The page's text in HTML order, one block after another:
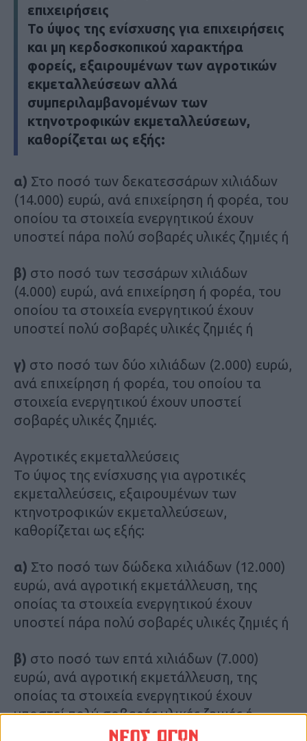
επιχειρήσεις
Το ύψος της ενίσχυσης για επιχειρήσεις
και μη κερδοσκοπικού χαρακτήρα
φορείς, εξαιρουμένων των αγροτικών
εκμεταλλεύσεων αλλά
συμπεριλαμβανομένων των
κτηνοτροφικών εκμεταλλεύσεων,
καθορίζεται ως εξής:
α) Στο ποσό των δεκατεσσάρων χιλιάδων
(14.000) ευρώ, ανά επιχείρηση ή φορέα, του
οποίου τα στοιχεία ενεργητικού έχουν
υποστεί πάρα πολύ σοβαρές υλικές ζημιές ή
β) στο ποσό των τεσσάρων χιλιάδων
(4.000) ευρώ, ανά επιχείρηση ή φορέα, του
οποίου τα στοιχεία ενεργητικού έχουν
υποστεί πολύ σοβαρές υλικές ζημιές ή
γ) στο ποσό των δύο χιλιάδων (2.000) ευρώ,
ανά επιχείρηση ή φορέα, του οποίου τα
στοιχεία ενεργητικού έχουν υποστεί
σοβαρές υλικές ζημιές.
Αγροτικές εκμεταλλεύσεις
Το ύψος της ενίσχυσης για αγροτικές
εκμεταλλεύσεις, εξαιρουμένων των
κτηνοτροφικών εκμεταλλεύσεων,
καθορίζεται ως εξής:
α) Στο ποσό των δώδεκα χιλιάδων (12.000)
ευρώ, ανά αγροτική εκμετάλλευση, της
οποίας τα στοιχεία ενεργητικού έχουν
υποστεί πάρα πολύ σοβαρές υλικές ζημιές ή
β) στο ποσό των επτά χιλιάδων (7.000)
ευρώ, ανά αγροτική εκμετάλλευση, της
οποίας τα στοιχεία ενεργητικού έχουν
υποστεί πολύ σοβαρές υλικές ζημιές ή